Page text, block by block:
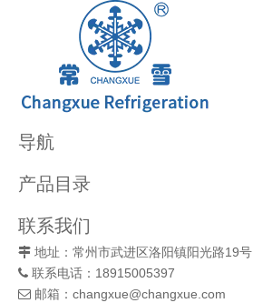
导航
产品目录
联系我们
 地址：常州市武进区洛阳镇阳光路19号
 联系电话：18915005397
 邮箱： changxue@changxue.com